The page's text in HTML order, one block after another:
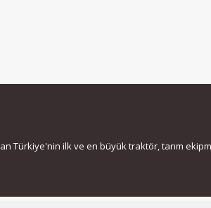
Türkiye'nin ilk ve en büyük traktör, tarım